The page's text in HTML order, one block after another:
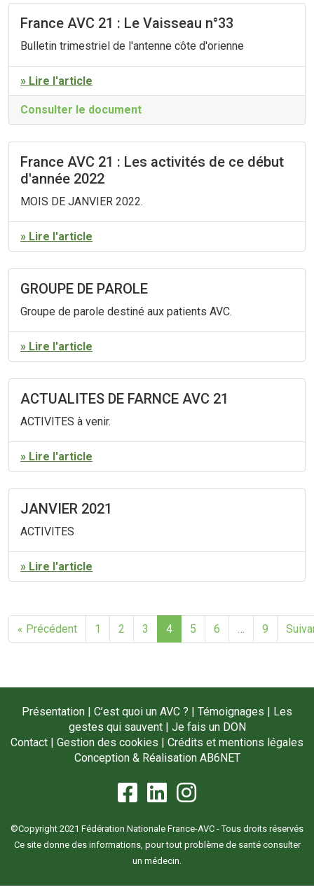
France AVC 21 : Le Vaisseau n°33
Bulletin trimestriel de l'antenne côte d'orienne
» Lire l'article
Consulter le document
France AVC 21 : Les activités de ce début
d'année 2022
MOIS DE JANVIER 2022.
» Lire l'article
GROUPE DE PAROLE
Groupe de parole destiné aux patients AVC.
» Lire l'article
ACTUALITES DE FARNCE AVC 21
ACTIVITES à venir.
» Lire l'article
JANVIER 2021
ACTIVITES
» Lire l'article
« Précédent 1 2 3 4 5 6 9
Présentation | C’est quoi un AVC ? | Témoignages | Les
gestes qui sauvent| Je fais un DON
Contact | Gestion des cookies | Crédits et mentions légales
Conception & Réalisation AB6NET
©Copyright 2021 Fédération Nationale France-AVC - Tous droits réservés
Ce site donne des informations, pour tout problème de santé consulter
un médecin.